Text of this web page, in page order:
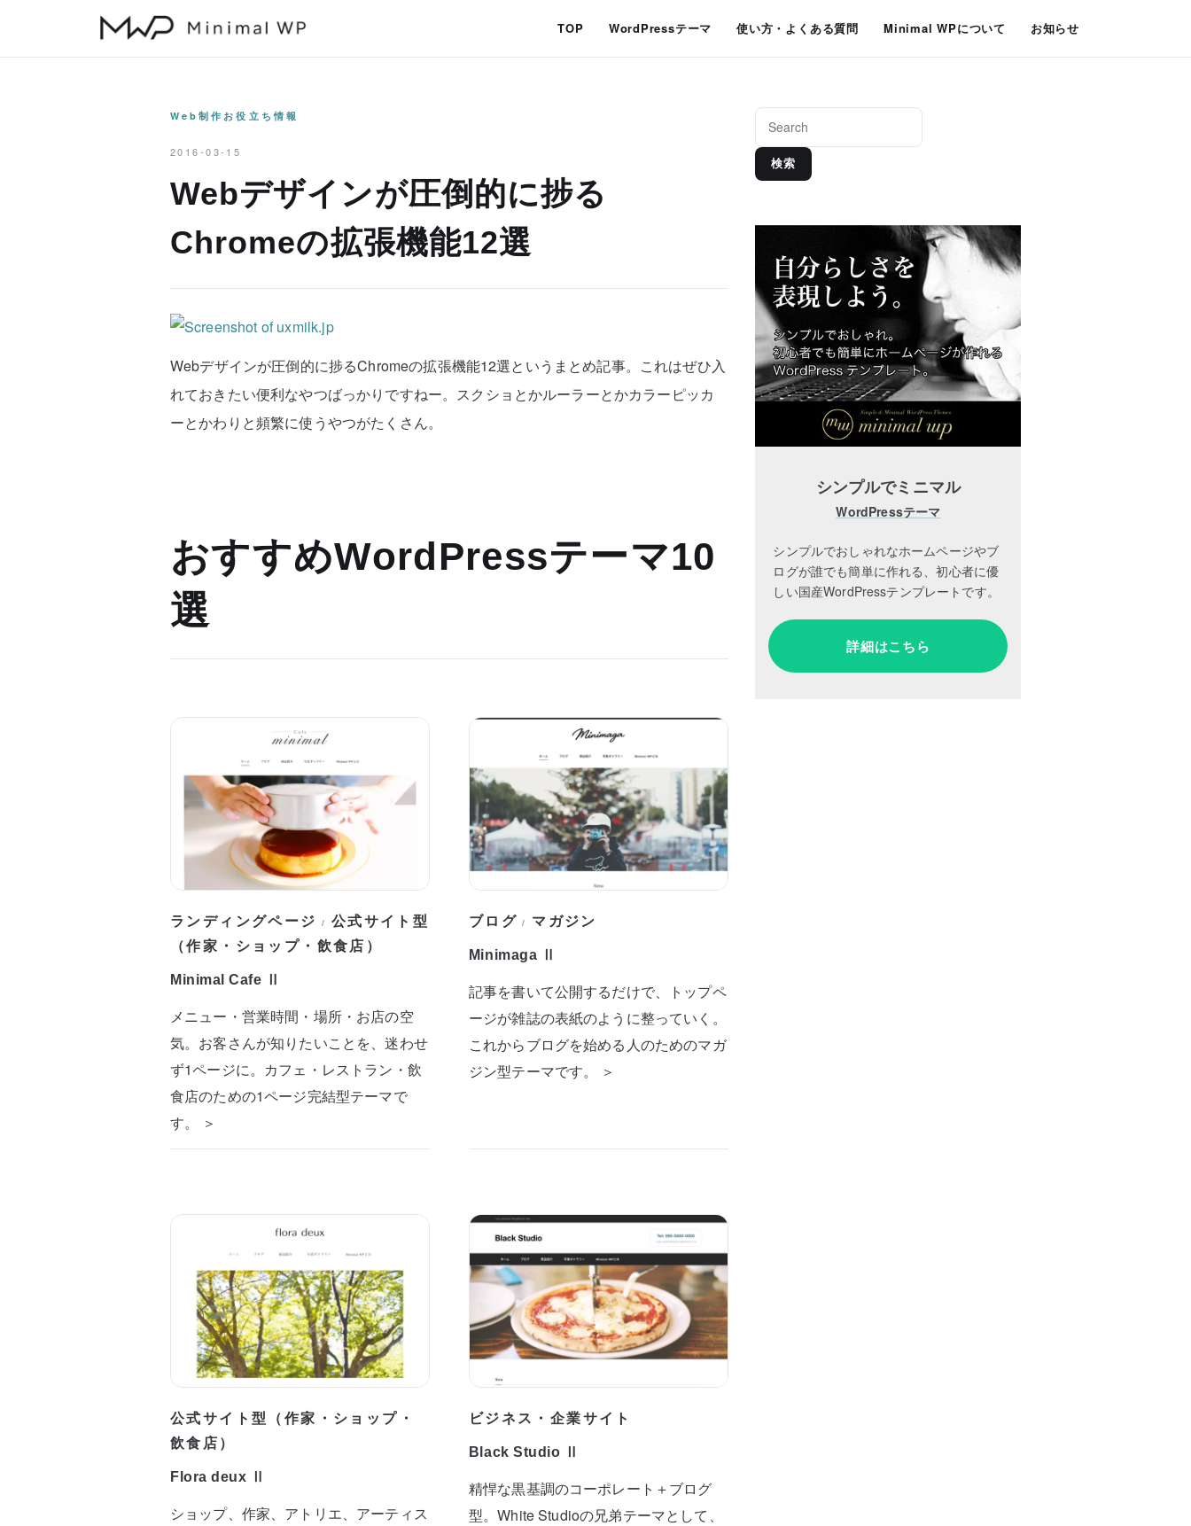
TOP WordPressテーマ 使い方・よくある質問 Minimal WPについて お知らせ
Web制作お役立ち情報
2016-03-15
Webデザインが圧倒的に捗る
Chromeの拡張機能12選
Webデザインが圧倒的に捗るChromeの拡張機能12選というまとめ記事。これはぜひ入
れておきたい便利なやつばっかりですねー。スクショとかルーラーとかカラーピッカ
ーとかわりと頻繁に使うやつがたくさん。
おすすめWordPressテーマ10
選
ランディングページ / 公式サイト型
（作家・ショップ・飲食店）
Minimal Cafe Ⅱ
メニュー・営業時間・場所・お店の空
気。お客さんが知りたいことを、迷わせ
ず1ページに。カフェ・レストラン・飲
食店のための1ページ完結型テーマで
す。 ＞
ブログ / マガジン
Minimaga Ⅱ
記事を書いて公開するだけで、トップペ
ージが雑誌の表紙のように整っていく。
これからブログを始める人のためのマガ
ジン型テーマです。 ＞
公式サイト型（作家・ショップ・
飲食店）
Flora deux Ⅱ
ショップ、作家、アトリエ、アーティス
ビジネス・企業サイト
Black Studio Ⅱ
精悍な黒基調のコーポレート＋ブログ
型。White Studioの兄弟テーマとして、
検索
シンプルでミニマル
WordPressテーマ
シンプルでおしゃれなホームページやブ
ログが誰でも簡単に作れる、初心者に優
しい国産WordPressテンプレートです。
詳細はこちら